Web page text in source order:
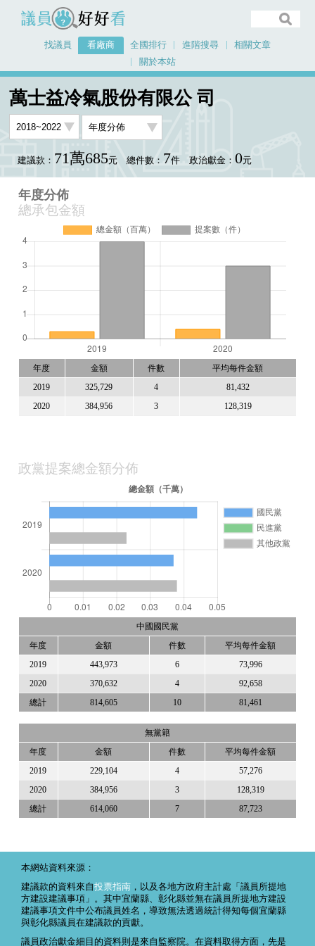
議員好好看
找議員 看廠商 全國排行 進階搜尋
相關文章
關於本站
萬士益冷氣股份有限公 司
建議款： 71萬685元 總件數： 7件 政治獻金： 0元
年度分佈
總承包金額
年度 金額 件數 平均每件金額
2019 325,729 4 81,432
2020 384,956 3 128,319
政黨提案總金額分佈
中國國民黨
年度 金額 件數 平均每件金額
2019 443,973 6 73,996
2020 370,632 4 92,658
總計 814,605 10 81,461
無黨籍
年度 金額 件數 平均每件金額
2019 229,104 4 57,276
2020 384,956 3 128,319
總計 614,060 7 87,723
本網站資料來源：
建議款的資料來自投票指南 ，以及各地方政府主計處「議員所提地
方建設建議事項」。其中宜蘭縣、彰化縣並無在議員所提地方建設
建議事項文件中公布議員姓名，導致無法透過統計得知每個宜蘭縣
與彰化縣議員在建議款的貢獻。
議員政治獻金細目的資料則是來自監察院。在資料取得方面，先是